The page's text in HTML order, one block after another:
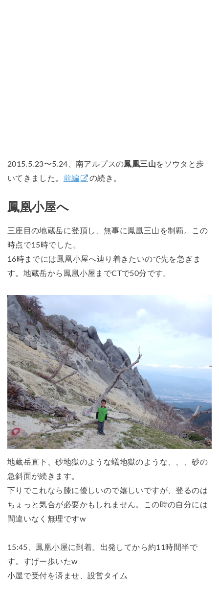
2015.5.23〜5.24、南アルプスの鳳凰三山をソウタと歩
いてきました。 前編 の続き。
鳳凰小屋へ
三座目の地蔵岳に登頂し、無事に鳳凰三山を制覇。この
時点で15時でした。
16時までには鳳凰小屋へ辿り着きたいので先を急ぎま
す。地蔵岳から鳳凰小屋までCTで50分です。
地蔵岳直下、砂地獄のような蟻地獄のような、、、砂の
急斜面が続きます。
下りでこれなら膝に優しいので嬉しいですが、登るのは
ちょっと気合が必要かもしれません。この時の自分には
間違いなく無理ですw
15:45、鳳凰小屋に到着。出発してから約11時間半で
す。すげー歩いたw
小屋で受付を済ませ、設営タイム